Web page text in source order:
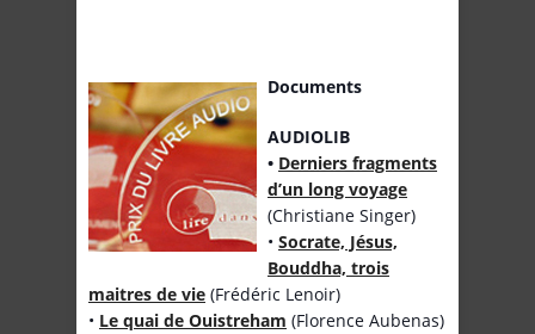
Documents
AUDIOLIB
• Derniers fragments
d’un long voyage
(Christiane Singer)
•Socrate, Jésus,
Bouddha, trois
maitres de vie (Frédéric Lenoir)
• Le quai de Ouistreham (Florence Aubenas)